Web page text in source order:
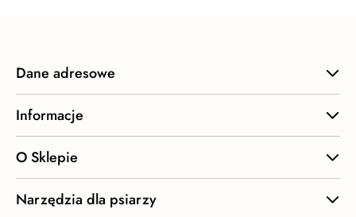
Dane adresowe
Informacje
O Sklepie
Narzędzia dla psiarzy